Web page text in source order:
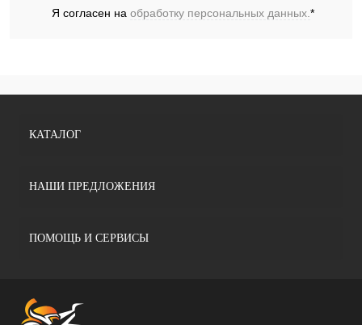
Я согласен на обработку персональных данных.*
КАТАЛОГ
НАШИ ПРЕДЛОЖЕНИЯ
ПОМОЩЬ И СЕРВИСЫ